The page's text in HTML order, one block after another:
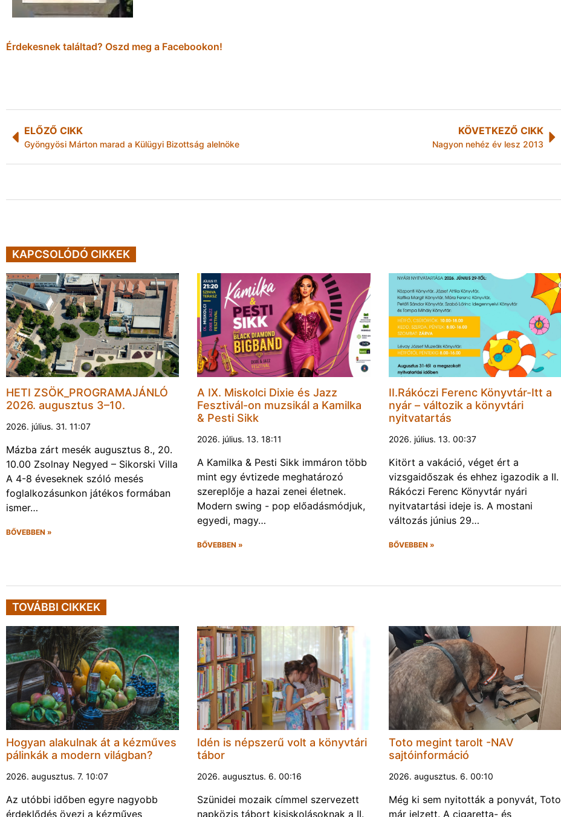
Érdekesnek találtad? Oszd meg a Facebookon!
ELŐZŐ CIKK
Gyöngyösi Márton marad a Külügyi Bizottság alelnöke
KÖVETKEZŐ CIKK
Nagyon nehéz év lesz 2013
KAPCSOLÓDÓ CIKKEK
HETI ZSÖK_PROGRAMAJÁNLÓ
2026. augusztus 3–10.
2026. július. 31. 11:07
Mázba zárt mesék augusztus 8., 20.
10.00 Zsolnay Negyed – Sikorski Villa
A 4-8 éveseknek szóló mesés
foglalkozásunkon játékos formában
ismer…
BŐVEBBEN »
A IX. Miskolci Dixie és Jazz
Fesztivál-on muzsikál a Kamilka
& Pesti Sikk
2026. július. 13. 18:11
A Kamilka & Pesti Sikk immáron több
mint egy évtizede meghatározó
szereplője a hazai zenei életnek.
Modern swing - pop előadásmódjuk,
egyedi, magy…
BŐVEBBEN »
II.Rákóczi Ferenc Könyvtár-Itt a
nyár – változik a könyvtári
nyitvatartás
2026. július. 13. 00:37
Kitört a vakáció, véget ért a
vizsgaidőszak és ehhez igazodik a II.
Rákóczi Ferenc Könyvtár nyári
nyitvatartási ideje is. A mostani
változás június 29…
BŐVEBBEN »
TOVÁBBI CIKKEK
Hogyan alakulnak át a kézműves
pálinkák a modern világban?
2026. augusztus. 7. 10:07
Az utóbbi időben egyre nagyobb
érdeklődés övezi a kézműves
Idén is népszerű volt a könyvtári
tábor
2026. augusztus. 6. 00:16
Szünidei mozaik címmel szervezett
napközis tábort kisiskolásoknak a II.
Toto megint tarolt -NAV
sajtóinformáció
2026. augusztus. 6. 00:10
Még ki sem nyitották a ponyvát, Toto
már jelzett. A cigaretta- és